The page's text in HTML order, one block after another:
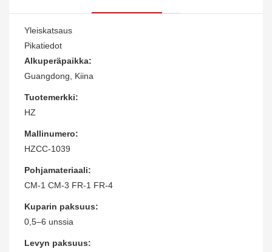
Yleiskatsaus
Pikatiedot
Alkuperäpaikka:
Guangdong, Kiina
Tuotemerkki:
HZ
Mallinumero:
HZCC-1039
Pohjamateriaali:
CM-1 CM-3 FR-1 FR-4
Kuparin paksuus:
0,5–6 unssia
Levyn paksuus: